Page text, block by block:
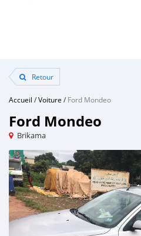
Retour
Accueil /Voiture /Ford Mondeo
Ford Mondeo
Brikama